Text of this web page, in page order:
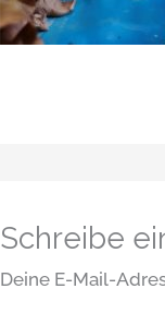
Schreibe
Deine E-Mail-